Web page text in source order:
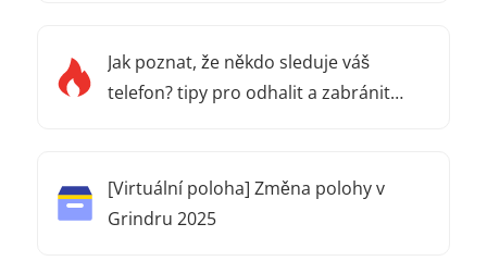
Jak poznat, že někdo sleduje váš
telefon? tipy pro odhalit a zabránit
[Virtuální poloha] Změna polohy v
Grindru 2025